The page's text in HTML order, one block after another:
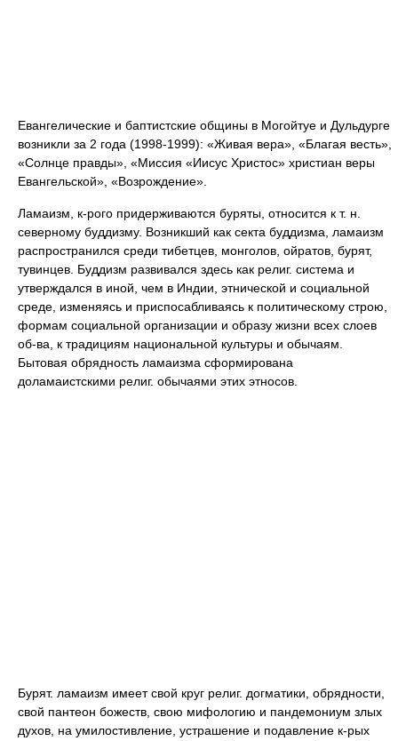
Евангелические и баптистские общины в Могойтуе и Дульдурге
возникли за 2 года (1998-1999): «Живая вера», «Благая весть»,
«Солнце правды», «Миссия «Иисус Христос» христиан веры
Евангельской», «Возрождение».
Ламаизм, к-рого придерживаются буряты, относится к т. н.
северному буддизму. Возникший как секта буддизма, ламаизм
распространился среди тибетцев, монголов, ойратов, бурят,
тувинцев. Буддизм развивался здесь как религ. система и
утверждался в иной, чем в Индии, этнической и социальной
среде, изменяясь и приспосабливаясь к политическому строю,
формам социальной организации и образу жизни всех слоев
об-ва, к традициям национальной культуры и обычаям.
Бытовая обрядность ламаизма сформирована
доламаистскими религ. обычаями этих этносов.
Бурят. ламаизм имеет свой круг религ. догматики, обрядности,
свой пантеон божеств, свою мифологию и пандемониум злых
духов, на умилостивление, устрашение и подавление к-рых